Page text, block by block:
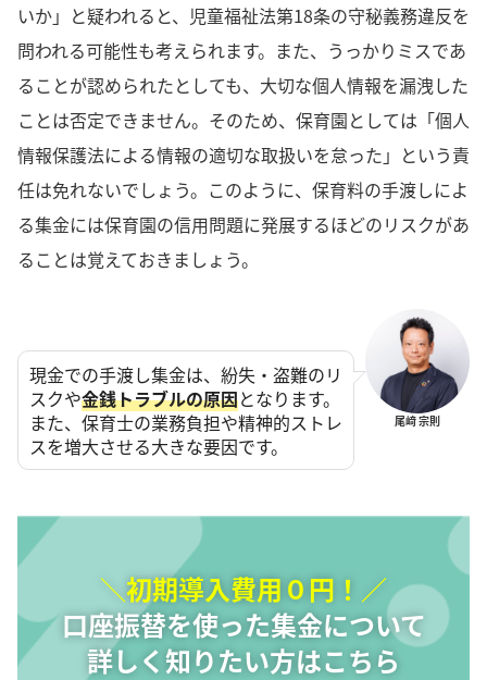
いか」と疑われると、児童福祉法第18条の守秘義務違反を
問われる可能性も考えられます。また、うっかりミスであ
ることが認められたとしても、大切な個人情報を漏洩した
ことは否定できません。そのため、保育園としては「個人
情報保護法による情報の適切な取扱いを怠った」という責
任は免れないでしょう。このように、保育料の手渡しによ
る集金には保育園の信用問題に発展するほどのリスクがあ
ることは覚えておきましょう。
現金での手渡し集金は、紛失・盗難のリ
スクや金銭トラブルの原因となります。
また、保育士の業務負担や精神的ストレ
スを増大させる大きな要因です。
尾﨑 宗則
＼初期導入費用０円！／
口座振替を使った集金について
詳しく知りたい方はこちら